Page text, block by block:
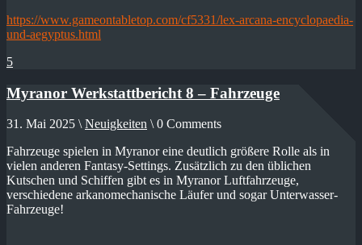
https://www.gameontabletop.com/cf5331/lex-arcana-encyclopaedia-
und-aegyptus.html
5
Myranor Werkstattbericht 8 – Fahrzeuge
31. Mai 2025 \Neuigkeiten \ 0 Comments
Fahrzeuge spielen in Myranor eine deutlich größere Rolle als in
vielen anderen Fantasy-Settings. Zusätzlich zu den üblichen
Kutschen und Schiffen gibt es in Myranor Luftfahrzeuge,
verschiedene arkanomechanische Läufer und sogar Unterwasser-
Fahrzeuge!